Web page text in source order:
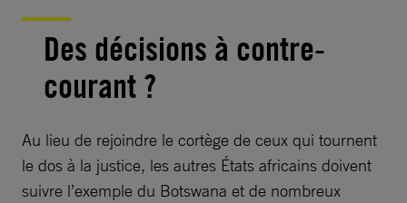
Des décisions à contre-
courant ?
Au lieu de rejoindre le cortège de ceux qui tournent
le dos à la justice, les autres États africains doivent
suivre l’exemple du Botswana et de nombreux